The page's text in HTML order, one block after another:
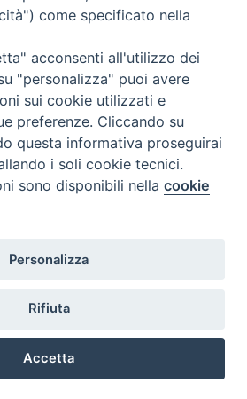
g v s
d
6 7 8
9
13 14 15
19 21
27 28 29 30
come specificato nella
acconsenti all'utilizzo dei
"personalizza" puoi avere
sui cookie utilizzati e
preferenze. Cliccando su
questa informativa proseguirai
i soli cookie tecnici.
sono disponibili nellacookie
Personalizza
Rifiuta
Accetta